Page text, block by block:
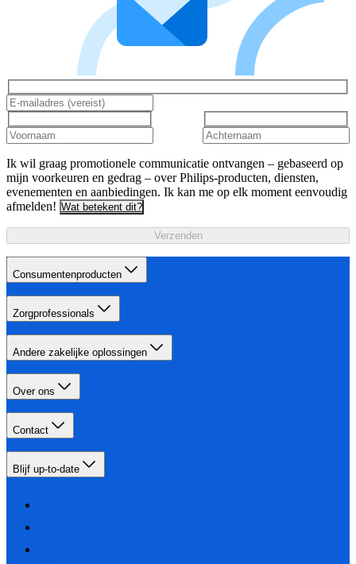
Ik wil graag promotionele communicatie ontvangen – gebaseerd op
mijn voorkeuren en gedrag – over Philips-producten, diensten,
evenementen en aanbiedingen. Ik kan me op elk moment eenvoudig
afmelden! Wat betekent dit?
Verzenden
Consumentenproducten
Zorgprofessionals
Andere zakelijke oplossingen
Over ons
Contact
Blijf up-to-date